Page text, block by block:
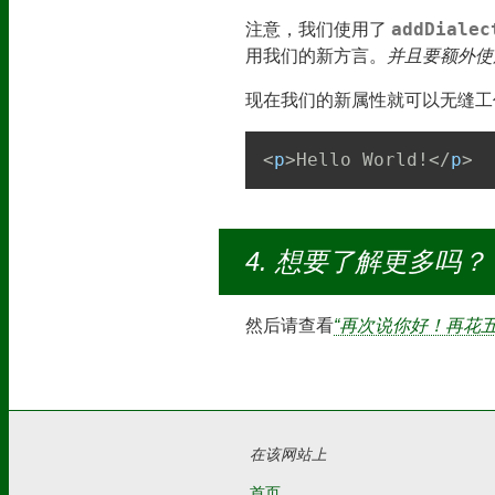
注意，我们使用了
用我们的新方言。 并且要额外
现在我们的新属性就可以无缝
<p>Hello World! </p>
想要了解更多吗？
然后请查看“再次说你好！再花
在该网站上